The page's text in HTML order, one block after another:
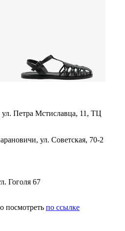
Петра Мстиславца, 11, ТЦ
ул. Советская, 70-2
Гоголя 67
посмотреть по ссылке